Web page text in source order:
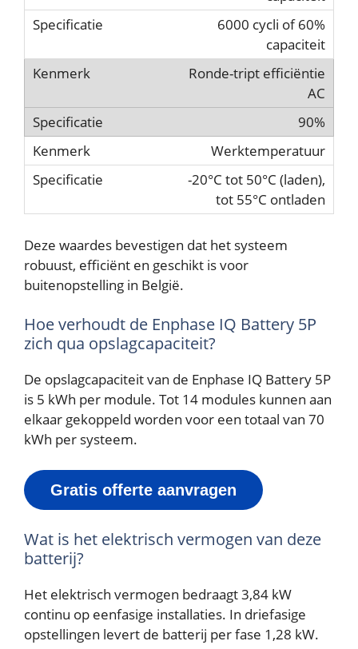
6000 cycli of 60%
capaciteit
Ronde-tript efficiëntie
AC
90%
Werktemperatuur
-20°C tot 50°C (laden),
tot 55°C ontladen
Deze waardes bevestigen dat het systeem
robuust, efficiënt en geschikt is voor
buitenopstelling in België.
Hoe verhoudt de Enphase IQ Battery 5P
zich qua opslagcapaciteit?
De opslagcapaciteit van de Enphase IQ Battery 5P
is 5 kWh per module. Tot 14 modules kunnen aan
elkaar gekoppeld worden voor een totaal van 70
kWh per systeem.
Gratis offerte aanvragen
Wat is het elektrisch vermogen van deze
batterij?
Het elektrisch vermogen bedraagt 3,84 kW
continu op eenfasige installaties. In driefasige
opstellingen levert de batterij per fase 1,28 kW.